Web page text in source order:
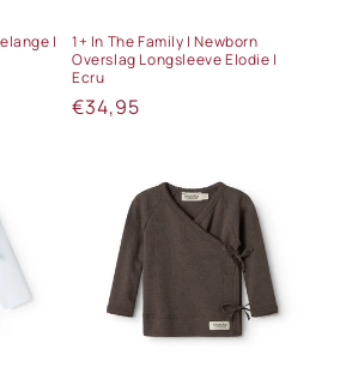
|
1+ In The Family | Newborn
Overslag Longsleeve Elodie |
Ecru
Normale
€34,95